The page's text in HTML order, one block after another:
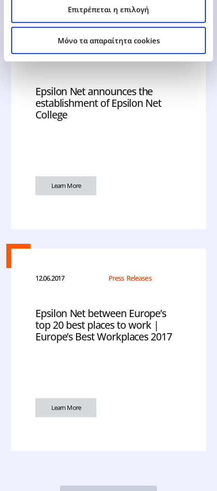
Επιτρέπεται η επιλογή
Mόνο τα απαραίτητα cookies
05.09.2017 Press Releases
Epsilon Net announces the
establishment of Epsilon Net
College
Learn More
12.06.2017 Press Releases
Epsilon Net between Europe’s
top 20 best places to work |
Europe’s Best Workplaces 2017
Learn More